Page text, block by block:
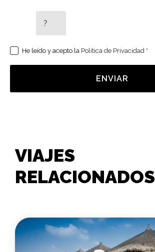
He leído y acepto la Política de Privacidad *
ENVIAR
VIAJES
RELACIONADOS